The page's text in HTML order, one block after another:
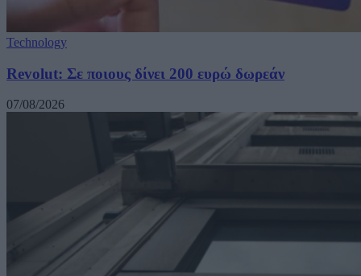
Technology
Revolut: Σε ποιους δίνει 200 ευρώ δωρεάν
07/08/2026